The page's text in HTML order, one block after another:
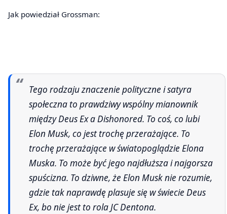
Jak powiedział Grossman:
Tego rodzaju znaczenie polityczne i satyra
społeczna to prawdziwy wspólny mianownik
między Deus Ex a Dishonored. To coś, co lubi
Elon Musk, co jest trochę przerażające. To
trochę przerażające w światopoglądzie Elona
Muska. To może być jego najdłuższa i najgorsza
spuścizna. To dziwne, że Elon Musk nie rozumie,
gdzie tak naprawdę plasuje się w świecie Deus
Ex, bo nie jest to rola JC Dentona.